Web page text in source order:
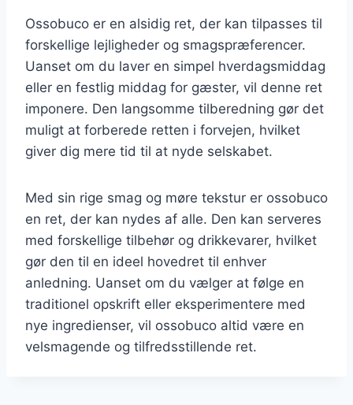
Ossobuco er en alsidig ret, der kan tilpasses til
forskellige lejligheder og smagspræferencer.
Uanset om du laver en simpel hverdagsmiddag
eller en festlig middag for gæster, vil denne ret
imponere. Den langsomme tilberedning gør det
muligt at forberede retten i forvejen, hvilket
giver dig mere tid til at nyde selskabet.
Med sin rige smag og møre tekstur er ossobuco
en ret, der kan nydes af alle. Den kan serveres
med forskellige tilbehør og drikkevarer, hvilket
gør den til en ideel hovedret til enhver
anledning. Uanset om du vælger at følge en
traditionel opskrift eller eksperimentere med
nye ingredienser, vil ossobuco altid være en
velsmagende og tilfredsstillende ret.